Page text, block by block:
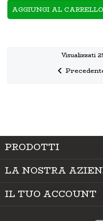
AGGIUNGI AL CARRELLO
Visualizzati

PRODOTTI
LA NOSTRA
IL TUO ACCOUNT